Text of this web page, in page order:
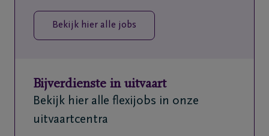
Bekijk hier alle jobs
Bijverdienste in uitvaart
Bekijk hier alle flexijobs in onze
uitvaartcentra